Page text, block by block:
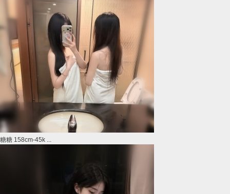
糖糖 158cm-45k ...